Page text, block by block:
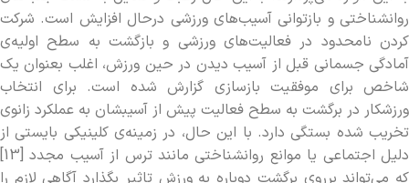
روان­شناختی و بازتوانی آسیب‌‌های ورزشی درحال افزایش است. شرکت
کردن نامحدود در فعالیت­‌های ورزشی و بازگشت به سطح اولیه‌­ی
آمادگی جسمانی قبل از آسیب دیدن در حین ورزش، اغلب بعنوان یک
شاخص برای موفقیت بازسازی گزارش شده است. برای انتخاب
ورزشکار در برگشت به سطح فعالیت پیش از آسیب­شان به عملکرد زانوی
تخریب شده بستگی دارد. با این حال، در زمینه­‌ی کلینیکی بایستی از
دلیل اجتماعی یا موانع روان­شناختی مانند ترس از آسیب مجدد [13]